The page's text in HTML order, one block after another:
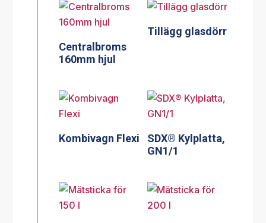
Centralbroms
160mm hjul
Tillägg glasdörr
Kombivagn Flexi
SDX® Kylplatta,
GN1/1